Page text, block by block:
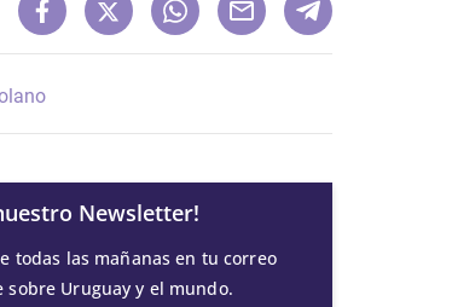
Newsletter!
todas las mañanas en tu correo
sobre Uruguay y el mundo.